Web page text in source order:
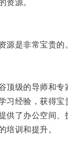
源。
是非常宝贵的
级的导师和专
经验，获得宝
了办公空间、
训和提升。